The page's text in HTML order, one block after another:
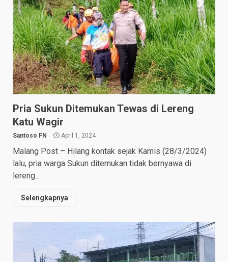
Pria Sukun Ditemukan Tewas di Lereng
Katu Wagir
Santoso FN April 1, 2024
Malang Post – Hilang kontak sejak Kamis (28/3/2024)
lalu, pria warga Sukun ditemukan tidak bernyawa di
lereng...
Selengkapnya